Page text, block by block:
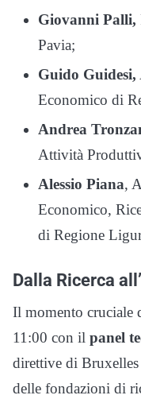
Giovanni Palli,
Pavia;
Guido Guidesi,
Economico di
Andrea
Attività
Alessio Piana,
Economico,
di Regione
Dalla Ricerca
Il momento cruciale
11:00 con il panel
direttive di
delle fondazioni di